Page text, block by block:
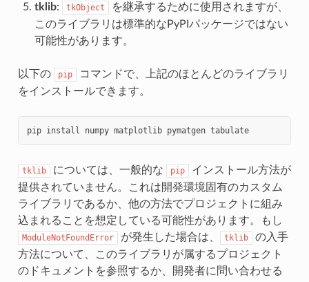
tklib: tkObject
を継承するために使用されますが、
このライブラリは標準的なPyPIパッケージではない
可能性があります。
以下の pip
コマンドで、上記のほとんどのライブラリ
をインストールできます。
pip install numpy matplotlib pymatgen tabulate
tklib については、一般的な pip
インストール方法が
提供されていません。これは開発環境固有のカスタム
ライブラリであるか、他の方法でプロジェクトに組み
込まれることを想定している可能性があります。もし
ModuleNotFoundError が発生した場合は、 tklib
の入手
方法について、このライブラリが属するプロジェクト
のドキュメントを参照するか、開発者に問い合わせる